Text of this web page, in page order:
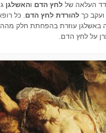
העלאה של לחץ הדם והאשלגן
ועקב כך להורדת לחץ הדם . כל
באשלגן עוזרת בהפחתת חלק
על לחץ הדם.